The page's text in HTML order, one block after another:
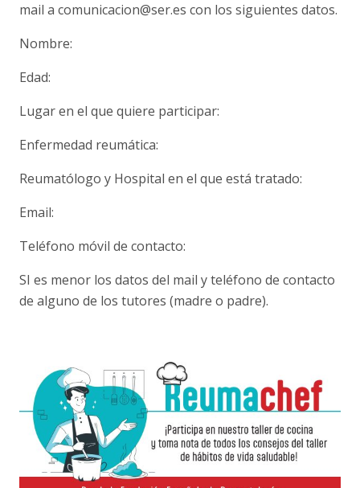
mail a comunicacion@ser.es con los siguientes datos.
Nombre:
Edad:
Lugar en el que quiere participar:
Enfermedad reumática:
Reumatólogo y Hospital en el que está tratado:
Email:
Teléfono móvil de contacto:
SI es menor los datos del mail y teléfono de contacto
de alguno de los tutores (madre o padre).